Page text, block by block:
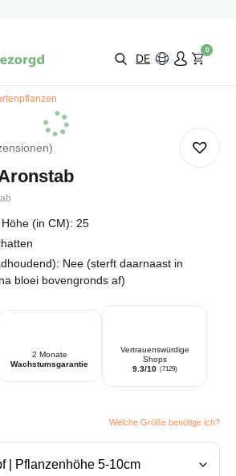
Wähle selbst
DE
0
(in CM): 25
Nee (sterft daarnaast in
bloei bovengronds af)
2 Monate
Wachstumsgarantie
Vertrauenswürdige
Shops
9.3/10 (7129)
Welche Größe benötige ich?